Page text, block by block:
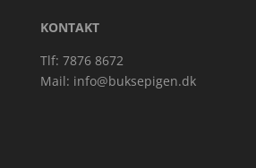
KONTAKT
Tlf: 7876 8672
Mail: info@buksepigen.dk